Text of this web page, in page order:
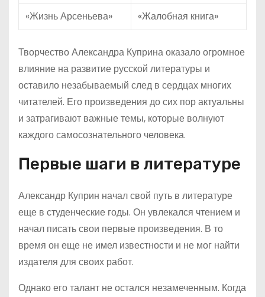
«Жизнь Арсеньева»
«Жалобная книга»
Творчество Александра Куприна оказало огромное
влияние на развитие русской литературы и
оставило незабываемый след в сердцах многих
читателей. Его произведения до сих пор актуальны
и затрагивают важные темы, которые волнуют
каждого самосознательного человека.
Первые шаги в литературе
Александр Куприн начал свой путь в литературе
еще в студенческие годы. Он увлекался чтением и
начал писать свои первые произведения. В то
время он еще не имел известности и не мог найти
издателя для своих работ.
Однако его талант не остался незамеченным. Когда